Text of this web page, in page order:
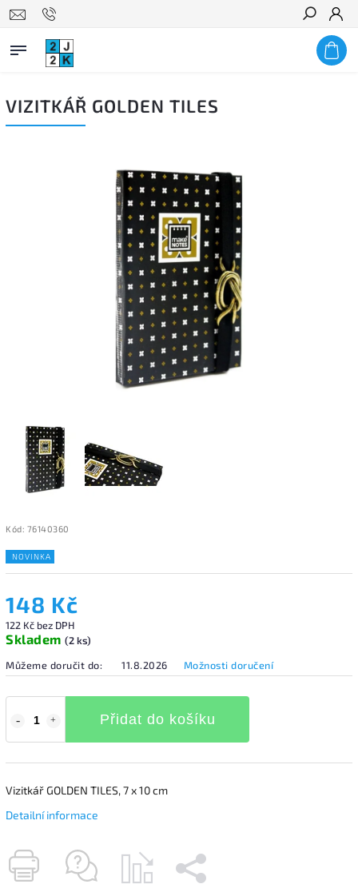
Hledat
VIZITKÁŘ GOLDEN TILES
Kód: 76140360
NOVINKA
148 Kč
122 Kč bez DPH
Skladem (2 ks)
Můžeme doručit do:
11.8.2026 Možnosti doručení
Přidat do košíku
Vizitkář GOLDEN TILES, 7 x 10 cm
Detailní informace